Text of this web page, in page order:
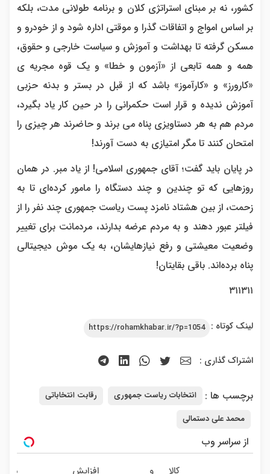
کشور، نه بر مبنای استراتژی کلان و برنامه طولانی مدت، بلکه
بر اساس امواج و اتفاقات گذرا و موقتی اداره شود و از خودرو و
مسکن گرفته تا بهداشت و آموزش و سیاست خارجی و حقوق،
همه و همه تابعی از «آزمون و خطا» و یک قوه مجریه ی
«کارورز» و «کارآموز» باشد که از قبل در بستر و بدنه حزبی
آموزش ندیده و قرار است حکمرانی را در حین کار یاد بگیرد،
مردم هم به هر دستاویزی پناه می برند و حاضرند هر چیزی را
امتحان کنند تا مگر امتیازی به دست آورند!
در پایان باید گفت؛ آقای جمهوری اسلامی! از یاد مبر. در همان
روزهایی که تو چندین و چند دستگاه را مامور کرده‌ای تا به
زحمت، از بین هشتاد نامزد پست ریاست جمهوری چند نفر را از
فیلتر عبور دهند و به مردم عرضه بدارند، مردمانت برای تغییر
وضعیت معیشتی و رفع نیازهایشان، به یک موش دیجیتالی
پناه برده‌اند. باقی بقایتان!
۳۱۱۳۱۱
لینک کوتاه : https://rohamkhabar.ir/?p=1054
اشتراک گذاری :
برچسب ها : انتخابات ریاست جمهوری
رقابت انتخاباتی
محمد علی دستمالی
از سراسر وب
کالا و
افزایش